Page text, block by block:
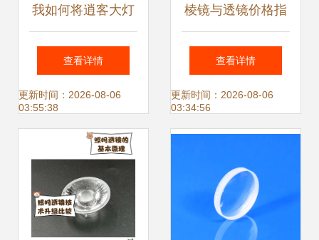
我如何将逍客大灯
改装为海拉5双光
透镜氙气大灯（高
清图解）
查看详情
更新时间：2026-08-06
03:55:38
棱镜与透镜价格指
南 LED大功率手电
筒透镜、汽车灯透
镜及灯具透镜批发
市场解析
查看详情
更新时间：2026-08-06
03:34:56